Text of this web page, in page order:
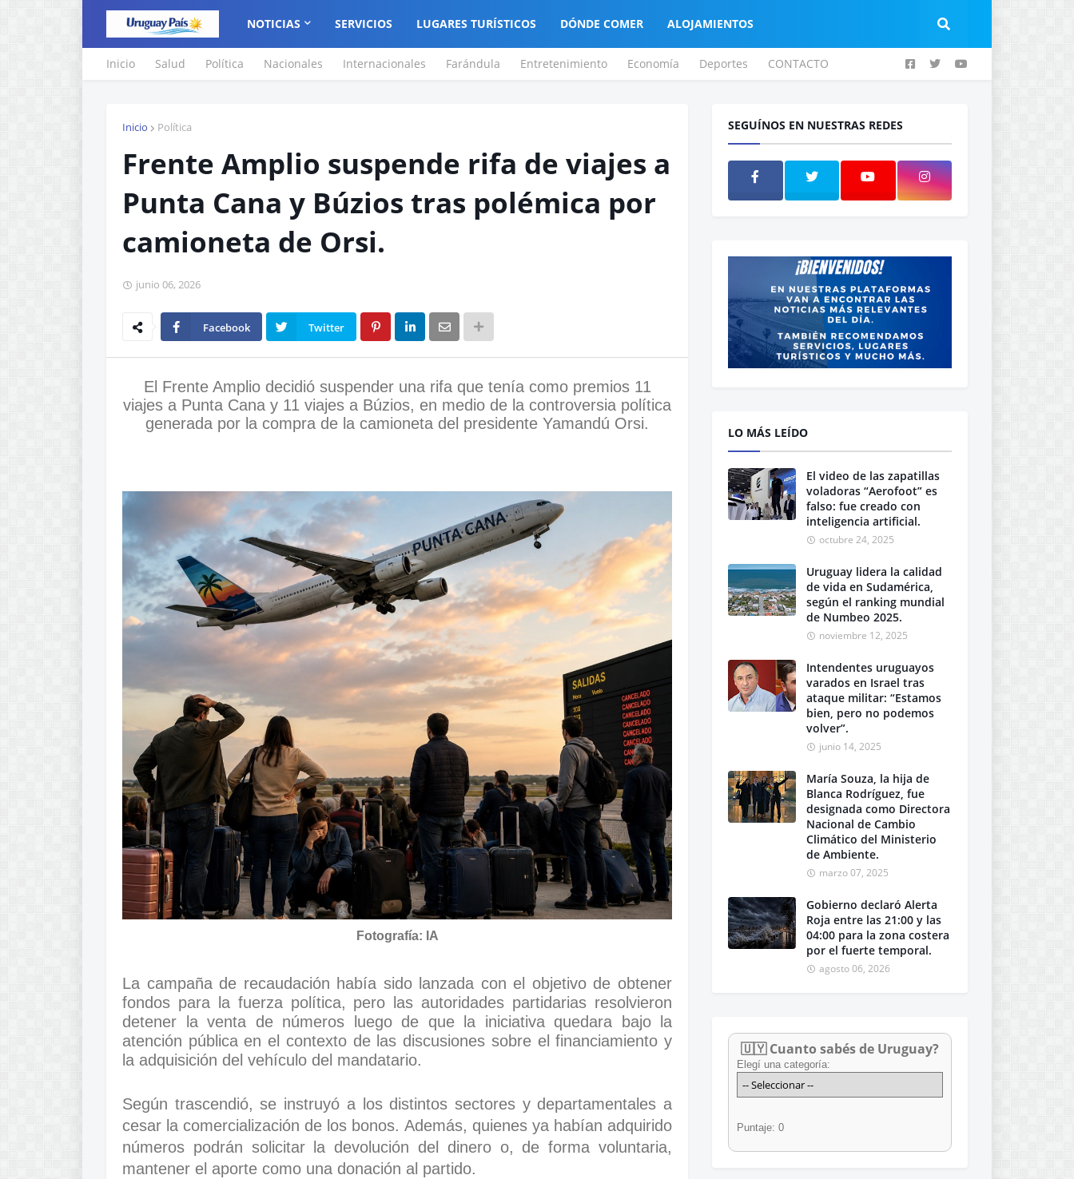
NOTICIAS SERVICIOS LUGARES TURÍSTICOS DÓNDE COMER ALOJAMIENTOS
Inicio Salud Política Nacionales Internacionales Farándula Entretenimiento Economía Deportes CONTACTO
Inicio Política
Frente Amplio suspende rifa de viajes a
Punta Cana y Búzios tras polémica por
camioneta de Orsi.
junio 06, 2026
Facebook Twitter
El Frente Amplio decidió suspender una rifa que tenía como premios 11
viajes a Punta Cana y 11 viajes a Búzios, en medio de la controversia política
generada por la compra de la camioneta del presidente Yamandú Orsi.
Fotografía: IA
La campaña de recaudación había sido lanzada con el objetivo de obtener
fondos para la fuerza política, pero las autoridades partidarias resolvieron
detener la venta de números luego de que la iniciativa quedara bajo la
atención pública en el contexto de las discusiones sobre el financiamiento y
la adquisición del vehículo del mandatario.
Según trascendió, se instruyó a los distintos sectores y departamentales a
cesar la comercialización de los bonos. Además, quienes ya habían adquirido
números podrán solicitar la devolución del dinero o, de forma voluntaria,
mantener el aporte como una donación al partido.
SEGUÍNOS EN NUESTRAS REDES
LO MÁS LEÍDO
El video de las zapatillas
voladoras “Aerofoot” es
falso: fue creado con
inteligencia artificial.
octubre 24, 2025
Uruguay lidera la calidad
de vida en Sudamérica,
según el ranking mundial
de Numbeo 2025.
noviembre 12, 2025
Intendentes uruguayos
varados en Israel tras
ataque militar: “Estamos
bien, pero no podemos
volver”.
junio 14, 2025
María Souza, la hija de
Blanca Rodríguez, fue
designada como Directora
Nacional de Cambio
Climático del Ministerio
de Ambiente.
marzo 07, 2025
Gobierno declaró Alerta
Roja entre las 21:00 y las
04:00 para la zona costera
por el fuerte temporal.
agosto 06, 2026
🇺🇾 Cuanto sabés de Uruguay?
Elegí una categoría:
Puntaje: 0